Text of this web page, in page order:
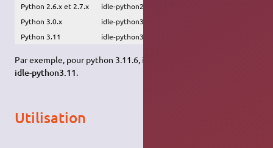
Python 2.6.x et 2.7.x
idle-python2.6 ou idle-python2.7
Python 3.0.x
idle-python3.0
Python 3.11
idle-python3.11
Par exemple, pour python 3.11.6, il suffit d'
idle-python3.11.
Utilisation